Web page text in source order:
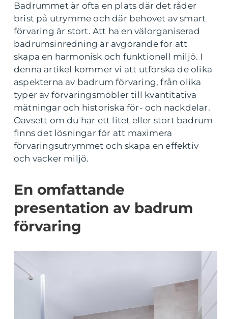
Badrummet är ofta en plats där det råder
brist på utrymme och där behovet av smart
förvaring är stort. Att ha en välorganiserad
badrumsinredning är avgörande för att
skapa en harmonisk och funktionell miljö. I
denna artikel kommer vi att utforska de olika
aspekterna av badrum förvaring, från olika
typer av förvaringsmöbler till kvantitativa
mätningar och historiska för- och nackdelar.
Oavsett om du har ett litet eller stort badrum
finns det lösningar för att maximera
förvaringsutrymmet och skapa en effektiv
och vacker miljö.
En omfattande
presentation av badrum
förvaring